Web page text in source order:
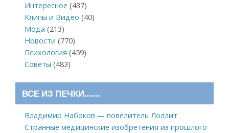
Интересное (437)
Клипы и Видео (40)
Мода (213)
Новости (770)
Психология (459)
Советы (483)
ВСЕ ИЗ ПЕЧКИ…….
Владимир Набоков — повелитель Лоллит
Странные медицинские изобретения из прошлого